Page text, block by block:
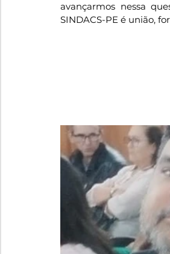
avançarmos nessa
SINDACS-PE é união,